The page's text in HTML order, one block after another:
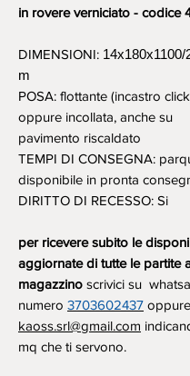
in rovere verniciato - codice
DIMENSIONI: 14x180x1100/
m
POSA: flottante (incastro
oppure incollata, anche su
pavimento riscaldato
TEMPI DI CONSEGNA:
disponibile in pronta
DIRITTO DI RECESSO: Si
per ricevere subito le
aggiornate di tutte le partite
magazzino scrivici su
numero 3703602437
kaoss.srl@gmail.com
mq che ti servono.